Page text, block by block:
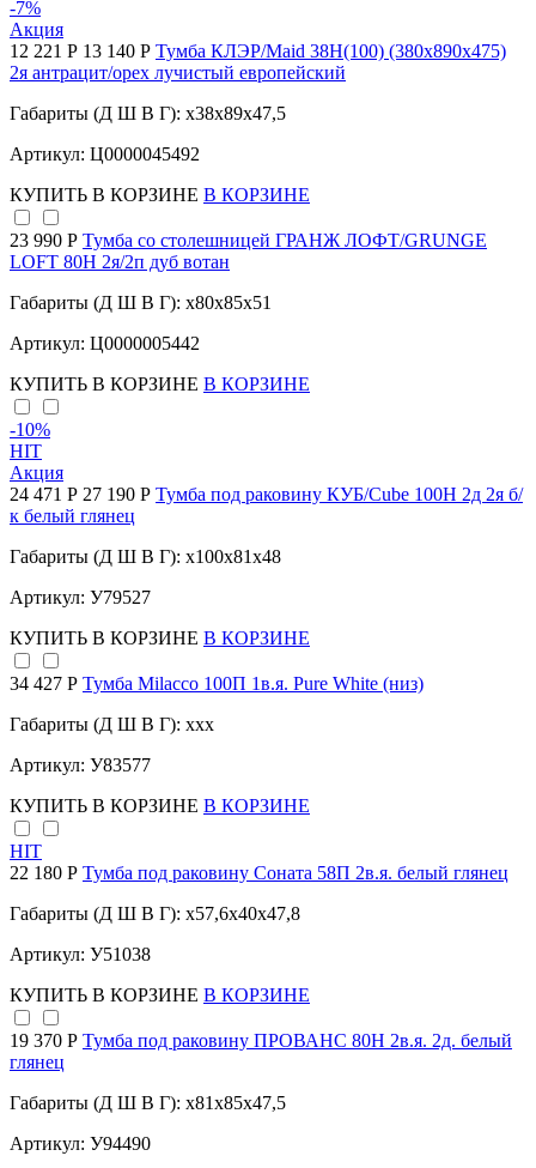
-7%
Акция
12 221 Р 13 140 Р Тумба КЛЭР/Maid 38Н(100) (380х890х475)
2я антрацит/орех лучистый европейский
Габариты (Д Ш В Г): x38x89x47,5
Артикул: Ц0000045492
КУПИТЬ В КОРЗИНЕ В КОРЗИНЕ
23 990 Р Тумба со столешницей ГРАНЖ ЛОФТ/GRUNGE
LOFT 80Н 2я/2п дуб вотан
Габариты (Д Ш В Г): x80x85x51
Артикул: Ц0000005442
КУПИТЬ В КОРЗИНЕ В КОРЗИНЕ
-10%
HIT
Акция
24 471 Р 27 190 Р Тумба под раковину КУБ/Cube 100Н 2д 2я б/
к белый глянец
Габариты (Д Ш В Г): x100x81x48
Артикул: У79527
КУПИТЬ В КОРЗИНЕ В КОРЗИНЕ
34 427 Р Тумба Milacco 100П 1в.я. Pure White (низ)
Габариты (Д Ш В Г): xxx
Артикул: У83577
КУПИТЬ В КОРЗИНЕ В КОРЗИНЕ
HIT
22 180 Р Тумба под раковину Соната 58П 2в.я. белый глянец
Габариты (Д Ш В Г): x57,6x40x47,8
Артикул: У51038
КУПИТЬ В КОРЗИНЕ В КОРЗИНЕ
19 370 Р Тумба под раковину ПРОВАНС 80Н 2в.я. 2д. белый
глянец
Габариты (Д Ш В Г): x81x85x47,5
Артикул: У94490